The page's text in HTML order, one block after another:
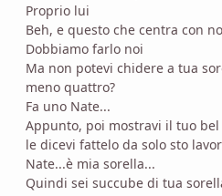
Proprio lui
Beh, e questo che centra con
Dobbiamo farlo noi
Ma non potevi chidere a tua
meno quattro?
Fa uno Nate...
Appunto, poi mostravi il tuo
le dicevi fattelo da solo sto
Nate...è mia sorella...
Quindi sei succube di tua